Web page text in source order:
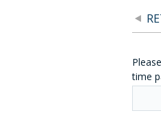
time